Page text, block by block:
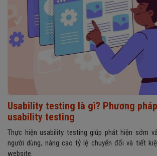
Usability testing là gì? Phương
usability testing
Thực hiện usability testing giúp phát hiện sớm
người dùng, nâng cao tỷ lệ chuyển đổi và tiết
website.